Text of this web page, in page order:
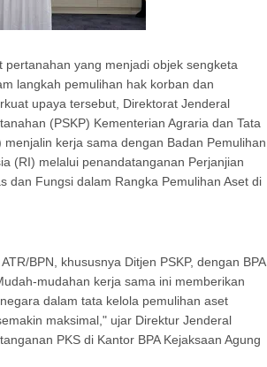
yang menjadi objek sengketa
langkah pemulihan hak korban dan
upaya tersebut, Direktorat Jenderal
(PSKP) Kementerian Agraria dan Tata
kerja sama dengan Badan Pemulihan
(RI) melalui penandatanganan Perjanjian
dan Fungsi dalam Rangka Pemulihan Aset di
BPN, khususnya Ditjen PSKP, dengan BPA
mudahan kerja sama ini memberikan
dalam tata kelola pemulihan aset
maksimal," ujar Direktur Jenderal
PKS di Kantor BPA Kejaksaan Agung